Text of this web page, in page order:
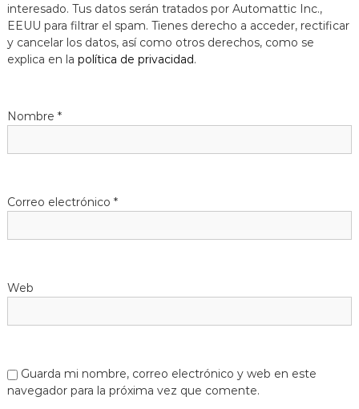
interesado. Tus datos serán tratados por Automattic Inc.,
EEUU para filtrar el spam. Tienes derecho a acceder, rectificar
y cancelar los datos, así como otros derechos, como se
explica en la política de privacidad.
Nombre *
Correo electrónico *
Web
Guarda mi nombre, correo electrónico y web en este
navegador para la próxima vez que comente.